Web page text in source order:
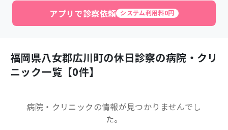
アプリで診察依頼 システム利用料0円
福岡県八女郡広川町の休日診察の病院・クリ
ニック一覧【0件】
病院・クリニック の情報が見つかりませんでし
た。